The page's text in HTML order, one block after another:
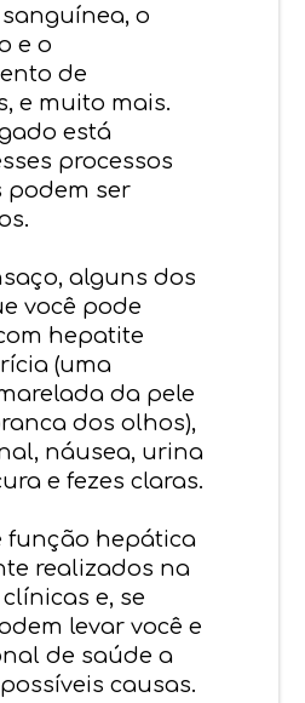
o
e o
de
e muito mais.
está
processos
podem ser
alguns dos
você pode
hepatite
(uma
da pele
dos olhos),
náusea, urina
e fezes claras.
função hepática
realizados na
e, se
levar você e
de saúde a
causas.